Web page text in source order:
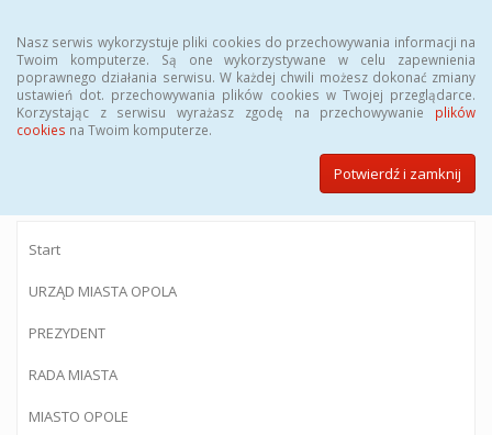
Nasz serwis wykorzystuje pliki cookies do przechowywania informacji na
Twoim komputerze. Są one wykorzystywane w celu zapewnienia
poprawnego działania serwisu. W każdej chwili możesz dokonać zmiany
ustawień dot. przechowywania plików cookies w Twojej przeglądarce.
Korzystając z serwisu wyrażasz zgodę na przechowywanie plików
cookies na Twoim komputerze.
Potwierdź i zamknij
BIULETYN INFORMACJI PUBLICZNEJ
Urzędu Miasta Opola
Start
URZĄD MIASTA OPOLA
PREZYDENT
RADA MIASTA
MIASTO OPOLE